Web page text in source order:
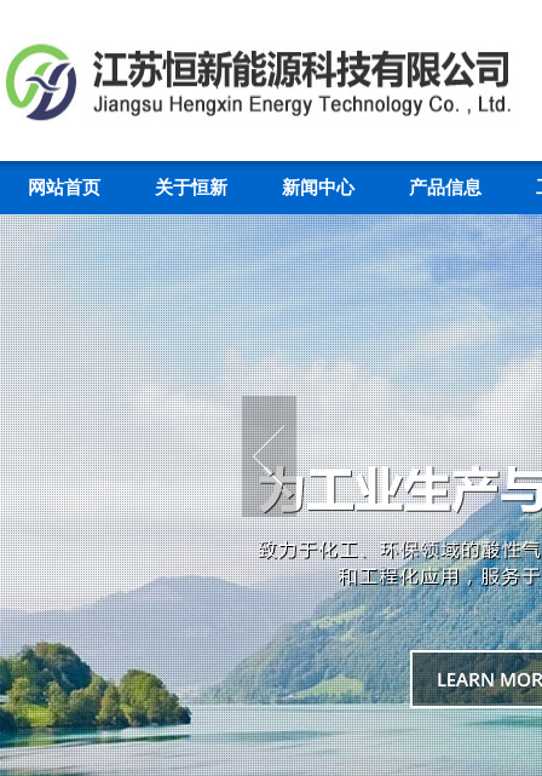
网站首页 关于恒新 新闻中心 产品信息